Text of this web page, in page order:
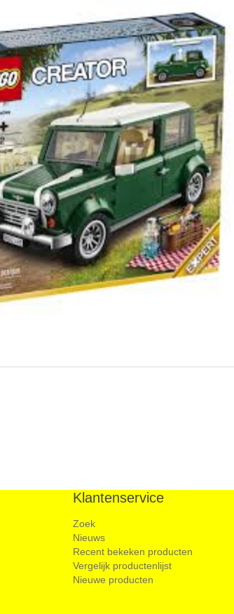
Klantenservice
Zoek
Nieuws
Recent bekeken producten
Vergelijk productenlijst
Nieuwe producten